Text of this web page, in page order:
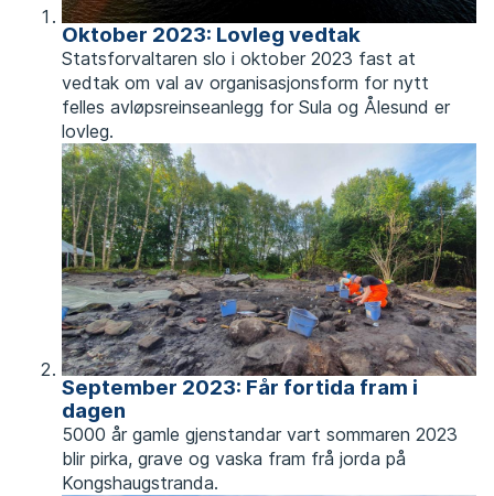
f
o
r
f
r
a
m
t
i
d
a
Oktober 2023: Lovleg vedtak
Statsforvaltaren slo i oktober 2023 fast at
vedtak om val av organisasjonsform for nytt
felles avløpsreinseanlegg for Sula og Ålesund er
lovleg.
September 2023: Får fortida fram i
dagen
5000 år gamle gjenstandar vart sommaren 2023
blir pirka, grave og vaska fram frå jorda på
Kongshaugstranda.